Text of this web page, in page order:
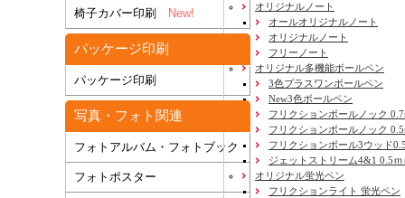
椅子カバー印刷 New!
パッケージ印刷
パッケージ印刷
写真・フォト関連
フォトアルバム・フォトブック
フォトポスター
オリジナルノート
オールオリジナルノート
オリジナルノート
フリーノート
オリジナル多機能ボールペン
3色プラスワンボールペン
New3色ボールペン
フリクションボールノック
フリクションボールノック
フリクションボール3ウッド
ジェットストリーム4&1 0.5ｍ
オリジナル蛍光ペン
フリクションライト 蛍光ペン